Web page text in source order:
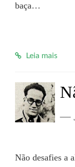
baça…
Leia mais
Não desafies a